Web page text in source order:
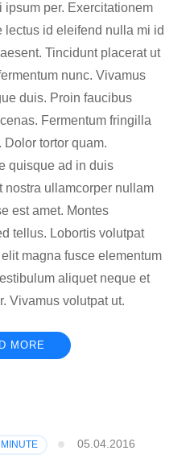
ipsum per. Exercitationem
id eleifend nulla mi id
Tincidunt placerat ut
nunc. Vivamus
duis. Proin faucibus
Fermentum fringilla
tortor quam.
quisque ad in duis
nostra ullamcorper nullam
est amet. Montes
tellus. Lobortis volutpat
magna fusce elementum
aliquet neque et
Vivamus volutpat ut.
MORE
05.04.2016